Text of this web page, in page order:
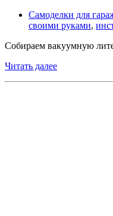
Самоделки для
своими руками,
Собираем вакуумную
Читать далее